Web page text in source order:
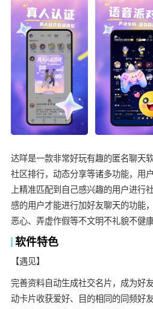
达咩是一款非常好玩有趣的匿名聊天
社区排行，动态分享等诸多功能，用
上精准匹配到自己感兴趣的用户进行
感的用户才能进行加好友聊天的功能
恶心、弄虚作假等不文明不礼貌不健
软件特色
【遇见】
完善资料自动生成社交名片，成为好
动卡片收获爱好、目的相同的同频好